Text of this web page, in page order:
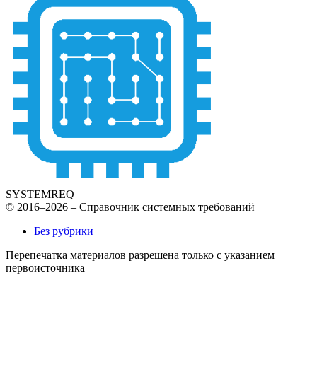
SYSTEMREQ
© 2016–2026 – Справочник системных требований
Без рубрики
Перепечатка материалов разрешена только с указанием
первоисточника